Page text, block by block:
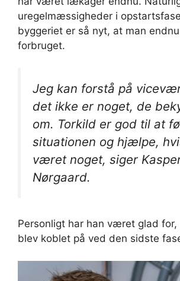
uregelmæssigheder i
byggeriet er så nyt, at man
forbruget.
Jeg kan forstå på
det ikke er noget, de
om. Torkild er god til at
situationen og hjælpe,
været noget, siger
Nørgaard.
Personligt har han været glad
blev koblet på ved den sidste